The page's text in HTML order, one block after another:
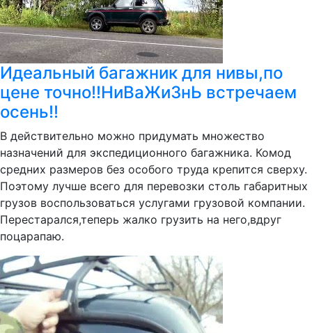
Идеальный багажник для нивы,по
цене точно!!НиВаЖиЗнЬ встречаем
осень!!
В действительно можно придумать множество
назначений для экспедиционного багажника. Комод
средних размеров без особого труда крепится сверху.
Поэтому лучше всего для перевозки столь габаритных
грузов воспользоваться услугами грузовой компании.
Перестарался,теперь жалко грузить на него,вдруг
поцарапаю.